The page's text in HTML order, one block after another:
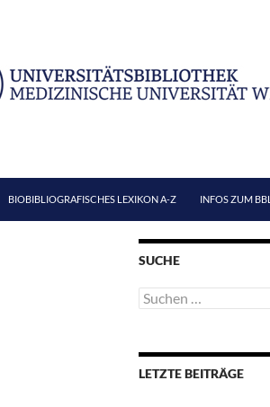
BIOBIBLIOGRAFISCHES LEXIKON A-Z INFOS ZUM BBL
SUCHE
Suchen
nach:
LETZTE BEITRÄGE